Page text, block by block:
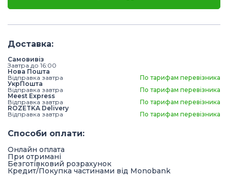
Доставка:
Самовивіз
Завтра до 16:00
Нова Пошта
Відправка завтра
По тарифам перевізника
УкрПошта
Відправка завтра
По тарифам перевізника
Meest Express
Відправка завтра
По тарифам перевізника
ROZETKA Delivery
Відправка завтра
По тарифам перевізника
Способи оплати:
Онлайн оплата
При отримані
Безготівковий розрахунок
Кредит/Покупка частинами від Monobank